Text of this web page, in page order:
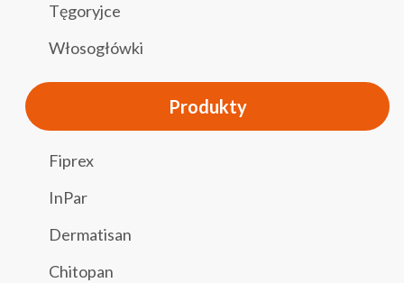
Tęgoryjce
Włosogłówki
Produkty
Fiprex
InPar
Dermatisan
Chitopan